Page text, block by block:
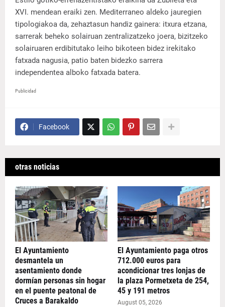
XVI. mendean eraiki zen. Mediterraneo aldeko jauregien
tipologiakoa da, zehaztasun handiz gainera: itxura etzana,
sarrerak beheko solairuan zentralizatzeko joera, bizitzeko
solairuaren erdibitutako leiho bikoteen bidez irekitako
fatxada nagusia, patio baten bidezko sarrera
independentea alboko fatxada batera.
Publicidad
Facebook
otras noticias
El Ayuntamiento
desmantela un
asentamiento donde
dormían personas sin hogar
en el puente peatonal de
Cruces a Barakaldo
El Ayuntamiento paga otros
712.000 euros para
acondicionar tres lonjas de
la plaza Pormetxeta de 254,
45 y 191 metros
August 05, 2026